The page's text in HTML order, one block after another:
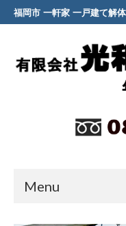
福岡市 一軒家 一戸建て解
Menu